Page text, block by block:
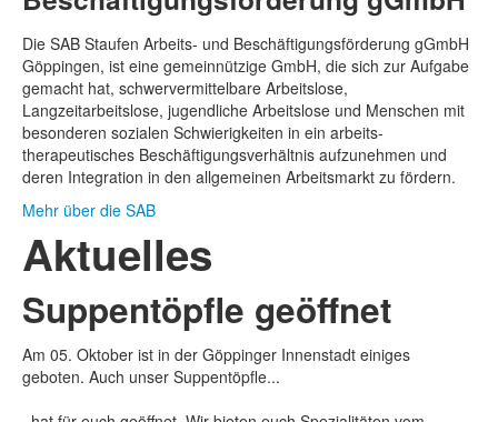
Die SAB Staufen Arbeits- und Beschäftigungs­förderung gGmbH
Göppingen, ist eine gemeinnützige GmbH, die sich zur Aufgabe
gemacht hat, schwer­vermittelbare Arbeitslose,
Langzeitarbeitslose, jugendliche Arbeitslose und Menschen mit
besonderen sozialen Schwierigkeiten in ein arbeits­
therapeutisches Beschäftigungs­verhältnis aufzunehmen und
deren Integration in den allgemeinen Arbeitsmarkt zu fördern.
Mehr über die SAB
Aktuelles
Suppentöpfle geöffnet
Am 05. Oktober ist in der Göppinger Innenstadt einiges
geboten. Auch unser Suppentöpfle...